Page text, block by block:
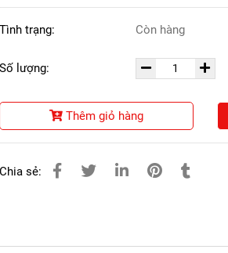
Tình trạng: Còn hàng
Số lượng:
Thêm giỏ hàng
Chia sẻ: